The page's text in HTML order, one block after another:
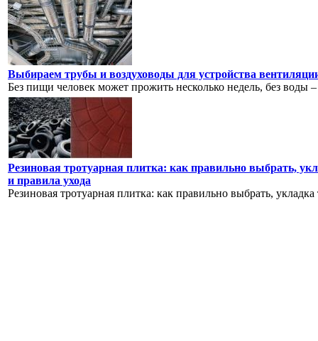
Выбираем трубы и воздуховоды для устройства
Без пищи человек может прожить несколько недель, без воды –
Резиновая тротуарная плитка: как правильно выбрать,
и правила ухода
Резиновая тротуарная плитка: как правильно выбрать,